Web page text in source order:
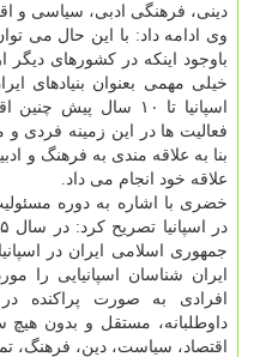
دینی، فرهنگی ادبی، سیاسی و
وی ادامه داد: با این حال می
باوجود اینكه در كشورهای دیگر
خیلی مهمی بعنوان بنیادهای
اسپانیا تا ۱۰ سال
فعالیت ها در این زمینه
بنا به علاقه مندی به فرهنگ و
علاقه خود انجام می داد.
خضری با اشاره به دوره
جمهوری اسلامی ایران در
ایران شناسان اسپانیایی را
افرادی به صورت پراكنده
داوطلبانه، مستقل و بدون هیچ
اقتصاد، سیاست، دین، فرهنگ،